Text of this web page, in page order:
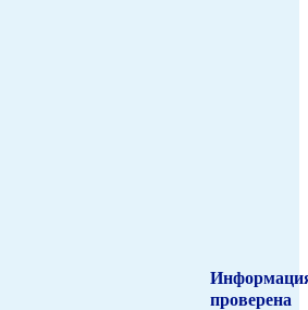
проверена